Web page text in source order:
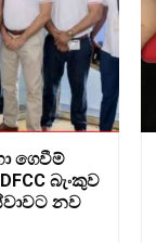
ගෙවීම්
බැංකුව
නව